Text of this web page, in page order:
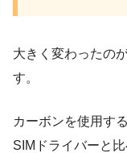
大きく変わったの
す。
カーボンを使用す
SIMドライバーと